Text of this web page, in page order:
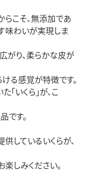
こそ、無添加であ
味わいが実現しま
がり、柔らかな皮が
る感覚が特徴です。
いくら」が、こ
です。
しているいくらが、
しみください。